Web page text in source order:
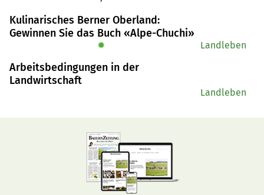
Kulinarisches Berner Oberland:
Gewinnen Sie das Buch «Alpe-Chuchi»
✹ Landleben
Arbeitsbedingungen in der
Landwirtschaft
Landleben